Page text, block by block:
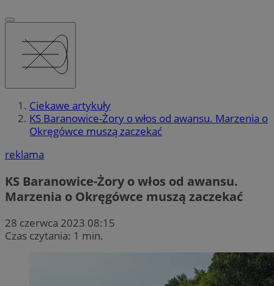
Ciekawe artykuły
KS Baranowice-Żory o włos od awansu. Marzenia o
Okręgówce muszą zaczekać
reklama
KS Baranowice-Żory o włos od awansu.
Marzenia o Okręgówce muszą zaczekać
28 czerwca 2023 08:15
Czas czytania: 1 min.